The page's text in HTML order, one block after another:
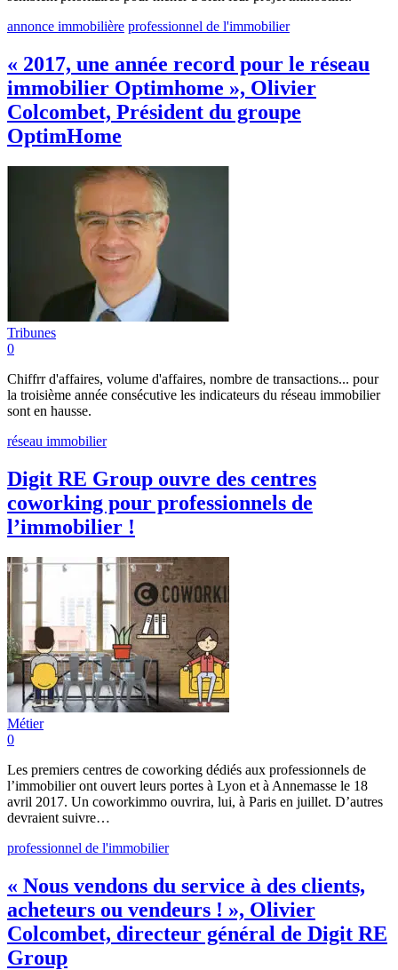
annonce immobilière professionnel de l'immobilier
« 2017, une année record pour le réseau
immobilier Optimhome », Olivier
Colcombet, Président du groupe
OptimHome
Tribunes
0
Chiffrr d'affaires, volume d'affaires, nombre de transactions... pour
la troisième année consécutive les indicateurs du réseau immobilier
sont en hausse.
réseau immobilier
Digit RE Group ouvre des centres
coworking pour professionnels de
l’immobilier !
Métier
0
Les premiers centres de coworking dédiés aux professionnels de
l’immobilier ont ouvert leurs portes à Lyon et à Annemasse le 18
avril 2017. Un coworkimmo ouvrira, lui, à Paris en juillet. D’autres
devraient suivre…
professionnel de l'immobilier
« Nous vendons du service à des clients,
acheteurs ou vendeurs ! », Olivier
Colcombet, directeur général de Digit RE
Group